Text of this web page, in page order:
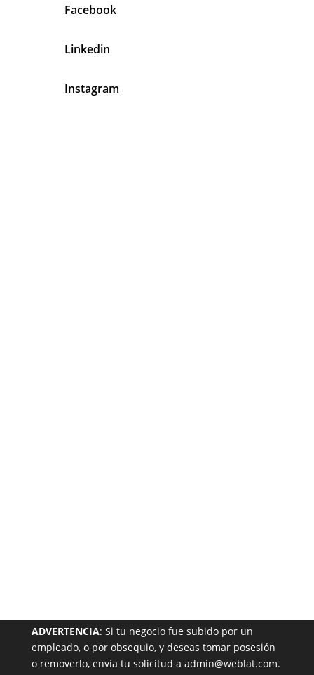
Facebook
Linkedin
Instagram
ADVERTENCIA: Si tu negocio fue subido por un
empleado, o por obsequio, y deseas tomar posesión
o removerlo, envía tu solicitud a admin@weblat.com.